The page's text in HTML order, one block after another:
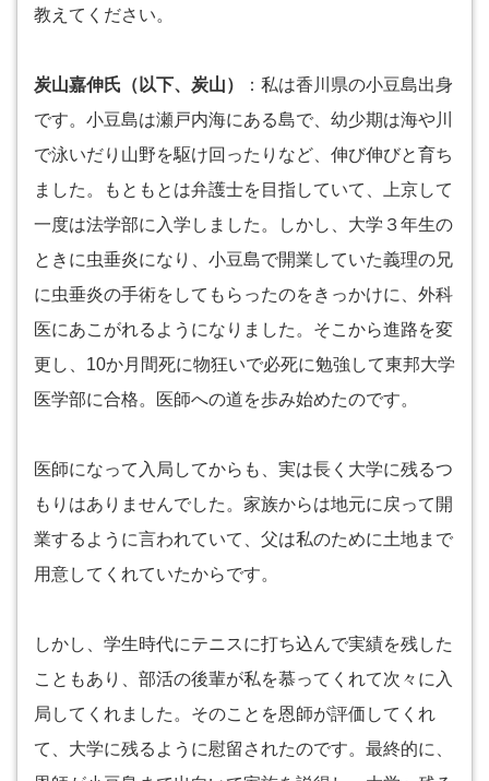
教えてください。
炭山嘉伸氏（以下、炭山）
：私は香川県の小豆島出身
です。小豆島は瀬戸内海にある島で、幼少期は海や川
で泳いだり山野を駆け回ったりなど、伸び伸びと育ち
ました。もともとは弁護士を目指していて、上京して
一度は法学部に入学しました。しかし、大学３年生の
ときに虫垂炎になり、小豆島で開業していた義理の兄
に虫垂炎の手術をしてもらったのをきっかけに、外科
医にあこがれるようになりました。そこから進路を変
更し、10か月間死に物狂いで必死に勉強して東邦大学
医学部に合格。医師への道を歩み始めたのです。
医師になって入局してからも、実は長く大学に残るつ
もりはありませんでした。家族からは地元に戻って開
業するように言われていて、父は私のために土地まで
用意してくれていたからです。
しかし、学生時代にテニスに打ち込んで実績を残した
こともあり、部活の後輩が私を慕ってくれて次々に入
局してくれました。そのことを恩師が評価してくれ
て、大学に残るように慰留されたのです。最終的に、